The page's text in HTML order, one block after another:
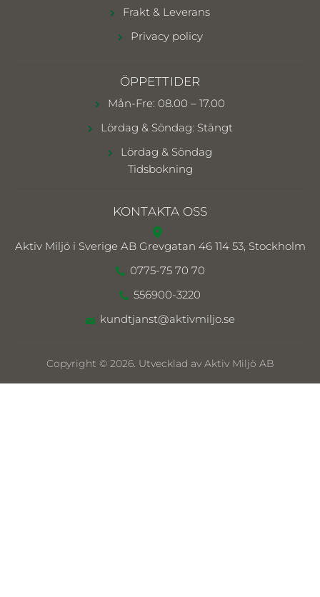
Frakt & Leverans
Privacy policy
ÖPPETTIDER
Mån-Fre: 08.00 – 17.00
Lördag & Söndag: Stängt
Lördag & Söndag
Tidsbokning
KONTAKTA OSS
Aktiv Miljö i Sverige AB Grevgatan 46 114 53, Stockholm
0775-75 70 70
556900-3220
kundtjanst@aktivmiljo.se
Copyright © 2026. Utvecklad av Aktiv Miljö AB